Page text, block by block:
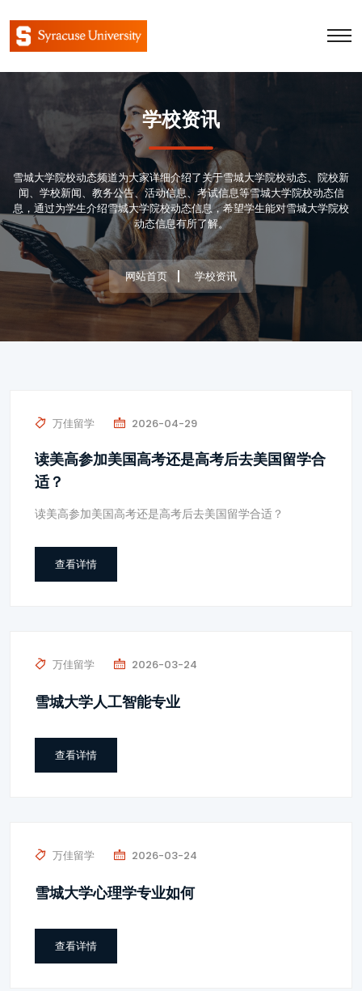
学校资讯
雪城大学院校动态频道为大家详细介绍了关于雪城大学院校动态、院校新
闻、学校新闻、教务公告、活动信息、考试信息等雪城大学院校动态信
息，通过为学生介绍雪城大学院校动态信息，希望学生能对雪城大学院校
动态信息有所了解。
网站首页 学校资讯
万佳留学 2026-04-29
读美高参加美国高考还是高考后去美国留学合
适？
读美高参加美国高考还是高考后去美国留学合适？
查看详情
万佳留学 2026-03-24
雪城大学人工智能专业
查看详情
万佳留学 2026-03-24
雪城大学心理学专业如何
查看详情